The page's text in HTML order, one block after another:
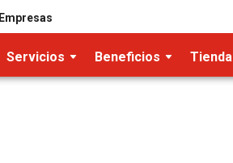
Empresas
Servicios Beneficios Tienda